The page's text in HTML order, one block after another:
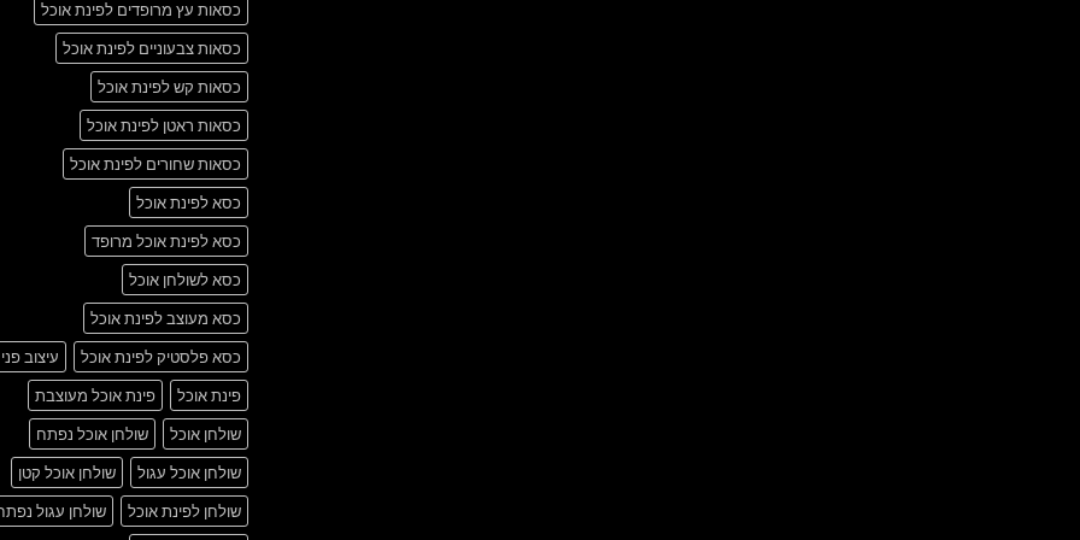
כסאות עץ מרופדים לפינת אוכל
כסאות צבעוניים לפינת אוכל
כסאות קש לפינת אוכל
כסאות ראטן לפינת אוכל
כסאות שחורים לפינת אוכל
כסא לפינת אוכל
כסא לפינת אוכל מרופד
כסא לשולחן אוכל
כסא מעוצב לפינת אוכל
כסא פלסטיק לפינת אוכל
עיצוב
פינת אוכל
פינת אוכל מעוצבת
שולחן אוכל
שולחן אוכל נפתח
שולחן אוכל עגול
שולחן אוכל קטן
שולחן לפינת אוכל
שולחן עגול